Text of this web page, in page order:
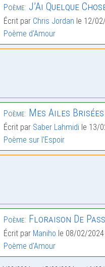
Poème: J’Ai Quelque
Écrit par Chris Jordan le 12/
Poème d'Amour
Poème: Mes Ailes Brisées
Écrit par Saber Lahmidi le 13/
Poème sur l'Espoir
Poème: Floraison De
Écrit par Maniho le 08/02/
Poème d'Amour